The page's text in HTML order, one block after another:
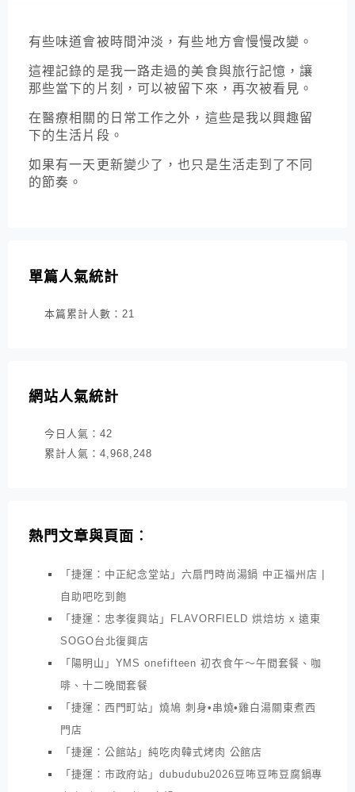
有些味道會被時間沖淡，有些地方會慢慢改變。
這裡記錄的是我一路走過的美食與旅行記憶，讓
那些當下的片刻，可以被留下來，再次被看見。
在醫療相關的日常工作之外，這些是我以興趣留
下的生活片段。
如果有一天更新變少了，也只是生活走到了不同
的節奏。
單篇人氣統計
本篇累計人數： 21
網站人氣統計
今日人氣： 42
累計人氣： 4,968,248
熱門文章與頁面︰
「捷運：中正紀念堂站」六扇門時尚湯鍋 中正福州店 |
自助吧吃到飽
「捷運：忠孝復興站」FLAVORFIELD 烘焙坊 x 遠東
SOGO台北復興店
「陽明山」YMS onefifteen 初衣食午～午間套餐、咖
啡、十二晚間套餐
「捷運：西門町站」燒鳩 刺身•串燒•雞白湯關東煮西
門店
「捷運：公館站」純吃肉韓式烤肉 公館店
「捷運：市政府站」dubudubu2026豆咘豆咘豆腐鍋專